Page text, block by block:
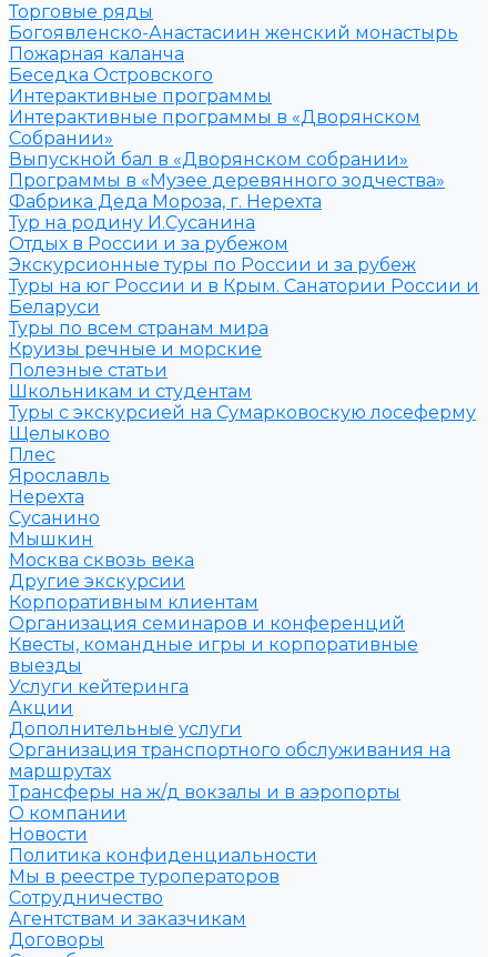
Торговые ряды
Богоявленско-Анастасиин женский монастырь
Пожарная каланча
Беседка Островского
Интерактивные программы
Интерактивные программы в «Дворянском
Собрании»
Выпускной бал в «Дворянском собрании»
Программы в «Музее деревянного зодчества»
Фабрика Деда Мороза, г. Нерехта
Тур на родину И.Сусанина
Отдых в России и за рубежом
Экскурсионные туры по России и за рубеж
Туры на юг России и в Крым. Санатории России и
Беларуси
Туры по всем странам мира
Круизы речные и морские
Полезные статьи
Школьникам и студентам
Туры с экскурсией на Сумарковоскую лосеферму
Щелыково
Плес
Ярославль
Нерехта
Сусанино
Мышкин
Москва сквозь века
Другие экскурсии
Корпоративным клиентам
Организация семинаров и конференций
Квесты, командные игры и корпоративные
выезды
Услуги кейтеринга
Акции
Дополнительные услуги
Организация транспортного обслуживания на
маршрутах
Трансферы на ж/д вокзалы и в аэропорты
О компании
Новости
Политика конфиденциальности
Мы в реестре туроператоров
Сотрудничество
Агентствам и заказчикам
Договоры